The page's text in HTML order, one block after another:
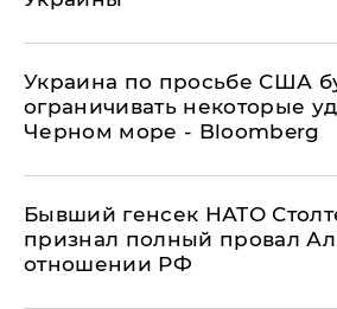
Украина по просьбе США
ограничивать некоторые
Черном море - Bloomberg
Бывший генсек НАТО
признал полный провал
отношении РФ